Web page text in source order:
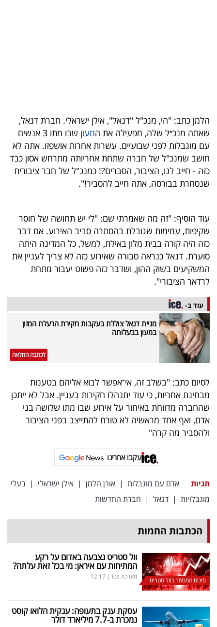
הכלכלי
פודקאסט
40
UNDER
שיתופי
פעולה
דרושים
ניוזלטרים
מייל
אדום
פרסמו
באייס
הלמן כתב: "הי, מנכ"ל "דנאל", אילן ישראלי. חברת דנאל,
שאתה מנכ״ל שלה, מפעילה את המעו
ן שבו מתו 3 אנשים
עם מוגבלות לפני שבועיים. עשרות אחרות אושפזו. אתה לא
חושב שמנכ"ל של חברה שתחת אחריותה מתרחש אסון כבד
כזה - חייב לנו, הציבור, הסברים?! כמנכ"ל של חבר ציבורית
שנסחרת בבורסה, אתה חייב להסביר!".
עוד הוסיף: "זה מה שאמרתי שם: "לי יש תחושה של חוסר
שקיפות, עמימות שגובלת בהסתרה סביב האירוע. אם דבר
כזה היה קורה בבית מלון באילת, למשל, כל המדינה היתה
סוערת. דנאל כנראה סבורה שאירוע כזה לא צריך לעניין את
המשקיעים בשוק ההון, ושדבר כזה פשוט יעבור מתחת
לרדאר הציבורי".
עוד ב-
מניית דנאל צוללת בעקבות חקירת הרעלת המזון
במעון בבעלותה
לכתבה המלאה
לסיום כתב: "בשלב זה, אי־אפשר לבוא אליהם בטענות
מבחינת אחריות, כי עוד יתנהלו חקירות בעניין. אבל לא ייתכן
שהחברה מדווחת באיחור על אירוע שבו מתו שלושה בני
אדם, ואף אחד מראשיה לא טורח להתייצב בפני הציבור
ולהסביר מה קרה"
עקבו אחרינו
תגיות אדם עם מוגבלות | אורן הלמן | אילן ישראלי | בעלי
מוגבלויות | דנאל | חברת החדשות
הכתבות החמות
סיכום המסחר בוול סטריט
וול סטריט נצבעה באדום על רקע
המתיחות עם איראן: מי בכל זאת עלתה?
מערכת ice |
12:17
עסקת ענק בתעופה: ענקית הלואו קוסט
נמכרת ב-7.7 מיליארד דולר